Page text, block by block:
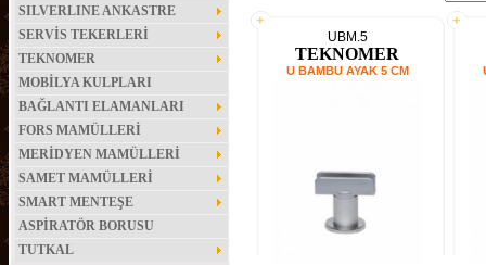
SILVERLINE ANKASTRE
SERVİS TEKERLERİ
TEKNOMER
MOBİLYA KULPLARI
BAĞLANTI ELAMANLARI
FORS MAMÜLLERİ
MERİDYEN MAMÜLLERİ
SAMET MAMÜLLERİ
SMART MENTEŞE
ASPİRATÖR BORUSU
TUTKAL
UBM.5
TEKNOMER
U BAMBU AYAK 5 CM